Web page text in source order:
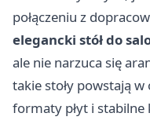
połączeniu z
elegancki stół do
ale nie narzuca się
takie stoły powstają
formaty płyt i